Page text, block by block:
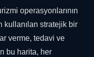
operasyonlarının
kullanılan stratejik bir
verme, tedavi ve
bu harita, her